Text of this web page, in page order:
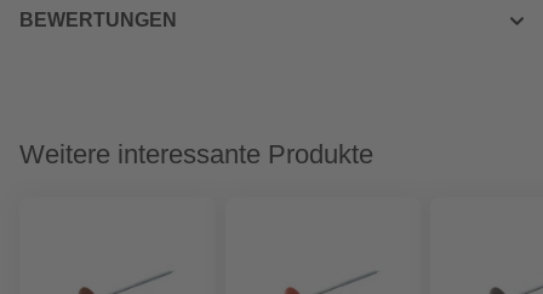
BEWERTUNGEN
Weitere interessante Produkte